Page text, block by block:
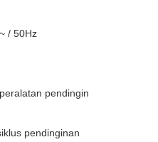
/ 50Hz
pendingin
pendinginan